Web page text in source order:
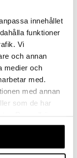
innehållet
funktioner
Vi
och annan
medier och
med.
med annan
som de har
vår webbplats.
( 17,95€)